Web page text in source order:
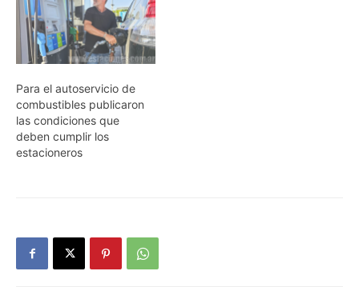
Para el autoservicio de
combustibles publicaron
las condiciones que
deben cumplir los
estacioneros